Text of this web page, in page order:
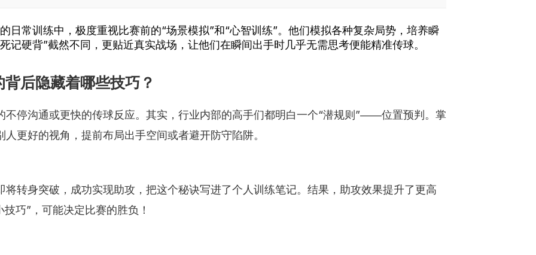
日常训练中，极度重视比赛前的“场景模拟”和“心智训练”。他们模拟各种复杂局势，培养瞬
记硬背”截然不同，更贴近真实战场，让他们在瞬间出手时几乎无需思考便能精准传球。
后隐藏着哪些技巧？
不停沟通或更快的传球反应。其实，行业内部的高手们都明白一个“潜规则”――位置预判。掌
更好的视角，提前布局出手空间或者避开防守陷阱。
转身突破，成功实现助攻，把这个秘诀写进了个人训练笔记。结果，助攻效果提升了更高
巧”，可能决定比赛的胜负！